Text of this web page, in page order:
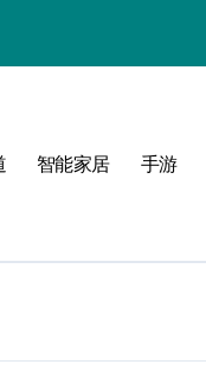
智能家居 手游